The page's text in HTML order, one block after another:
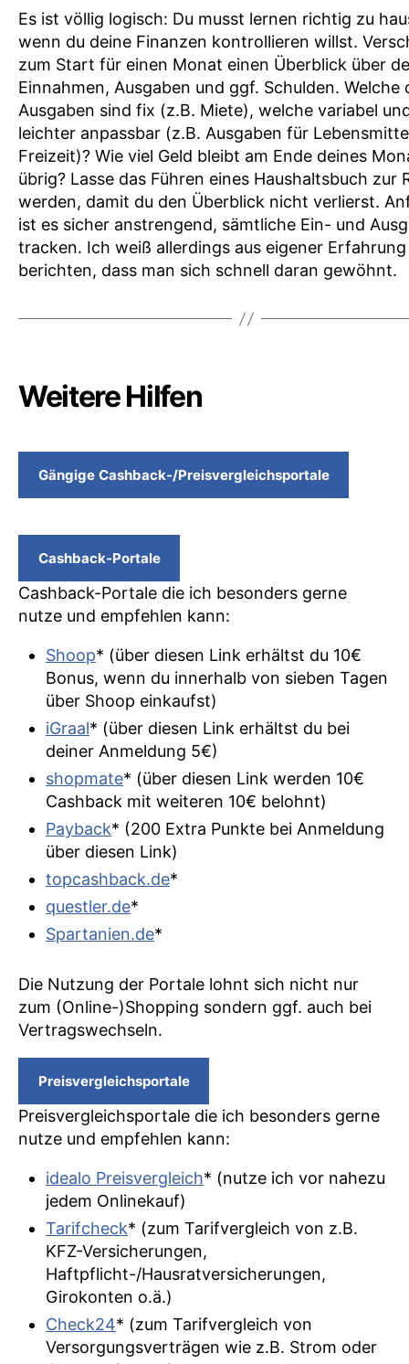
Es ist völlig logisch: Du musst lernen richtig zu
wenn du deine Finanzen kontrollieren willst.
zum Start für einen Monat einen Überblick über
Einnahmen, Ausgaben und ggf. Schulden. Welche
Ausgaben sind fix (z.B. Miete), welche variabel
leichter anpassbar (z.B. Ausgaben für
Freizeit)? Wie viel Geld bleibt am Ende deines
übrig? Lasse das Führen eines Haushaltsbuch zur
werden, damit du den Überblick nicht verlierst.
ist es sicher anstrengend, sämtliche Ein- und
tracken. Ich weiß allerdings aus eigener
berichten, dass man sich schnell daran gewöhnt.
Weitere Hilfen
Gängige Cashback-/Preisvergleichsportale
Cashback-Portale
Cashback-Portale die ich besonders gerne
nutze und empfehlen kann:
Shoop* (über diesen Link erhältst du 10€
Bonus, wenn du innerhalb von sieben Tagen
über Shoop einkaufst)
iGraal* (über diesen Link erhältst du bei
deiner Anmeldung 5€)
shopmate* (über diesen Link werden 10€
Cashback mit weiteren 10€ belohnt)
Payback* (200 Extra Punkte bei Anmeldung
über diesen Link)
topcashback.de*
questler.de*
Spartanien.de*
Die Nutzung der Portale lohnt sich nicht nur
zum (Online-)Shopping sondern ggf. auch bei
Vertragswechseln.
Preisvergleichsportale
Preisvergleichsportale die ich besonders gerne
nutze und empfehlen kann:
idealo Preisvergleich* (nutze ich vor nahezu
jedem Onlinekauf)
Tarifcheck* (zum Tarifvergleich von z.B.
KFZ-Versicherungen,
Haftpflicht-/Hausratversicherungen,
Girokonten o.ä.)
Check24* (zum Tarifvergleich von
Versorgungsverträgen wie z.B. Strom oder